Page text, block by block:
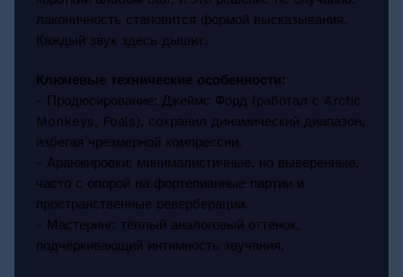
лаконичность становится формой высказывания.
Каждый звук здесь дышит.
Ключевые технические особенности:
- Продюсирование: Джеймс Форд (работал с Arctic
Monkeys, Foals), сохранил динамический диапазон,
избегая чрезмерной компрессии.
- Аранжировки: минималистичные, но выверенные,
часто с опорой на фортепианные партии и
пространственные реверберации.
- Мастеринг: тёплый аналоговый оттенок,
подчёркивающий интимность звучания.